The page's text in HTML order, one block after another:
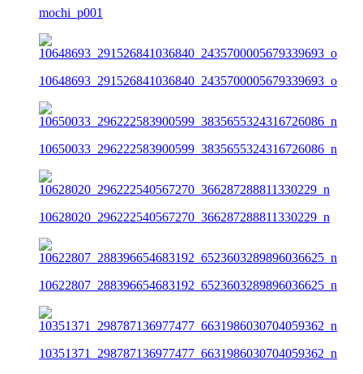
mochi_p001
10648693_291526841036840_2435700005679339693_o
10650033_296222583900599_3835655324316726086_n
10628020_296222540567270_366287288811330229_n
10622807_288396654683192_6523603289896036625_n
10351371_298787136977477_6631986030704059362_n